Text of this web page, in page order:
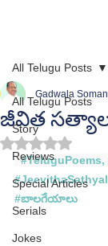
All Telugu Posts
Story
Reviews
Special Articles
Serials
Jokes
All Telugu Posts
జీవిత
Gadwala
Rated NaN
#TeluguPoems,
#
#బాలగేయాలు